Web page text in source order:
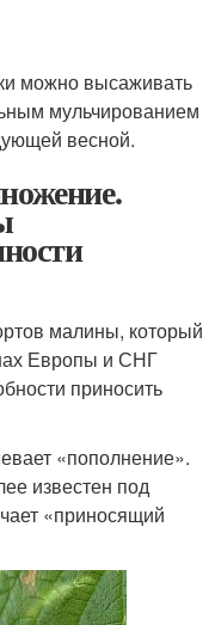
можно высаживать
мульчированием
весной.
малины, который
Европы и СНГ
приносить
«пополнение».
известен под
«приносящий